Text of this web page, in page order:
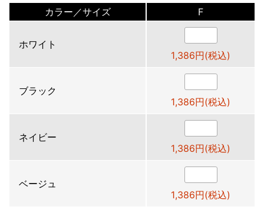
カラー／サイズ
F
ホワイト
1,386円(税込)
ブラック
1,386円(税込)
ネイビー
1,386円(税込)
ベージュ
1,386円(税込)